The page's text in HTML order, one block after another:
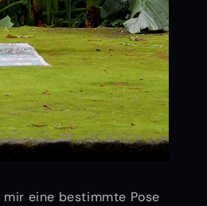
eine bestimmte Pose